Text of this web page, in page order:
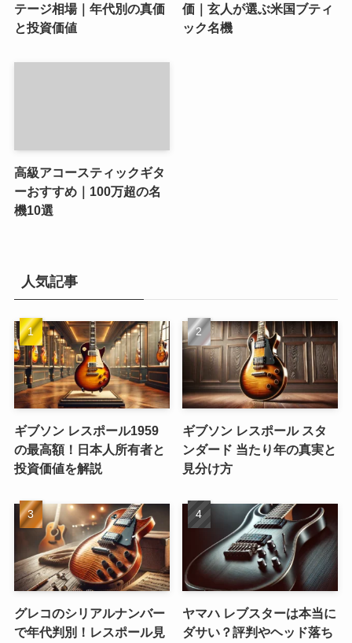
テージ相場｜年代別の真価
と投資価値
価｜玄人が選ぶ米国ブティ
ック名機
高級アコースティックギタ
ーおすすめ｜100万超の名
機10選
人気記事
ギブソン レスポール1959
の最高額！日本人所有者と
投資価値を解説
ギブソン レスポール スタ
ンダード 当たり年の真実と
見分け方
グレコのシリアルナンバー
で年代判別！レスポール見
ヤマハ レブスターは本当に
ダサい？評判やヘッド落ち